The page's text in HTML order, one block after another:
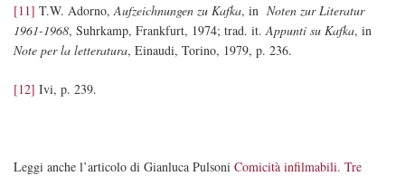
[11] T.W. Adorno, Aufzeichnungen zu Kafka, in Noten zur Literatur
1961-1968, Suhrkamp, Frankfurt, 1974; trad. it. Appunti su Kafka, in
Note per la letteratura, Einaudi, Torino, 1979, p. 236.
[12] Ivi, p. 239.
Leggi anche l’articolo di Gianluca Pulsoni Comicità infilmabili. Tre